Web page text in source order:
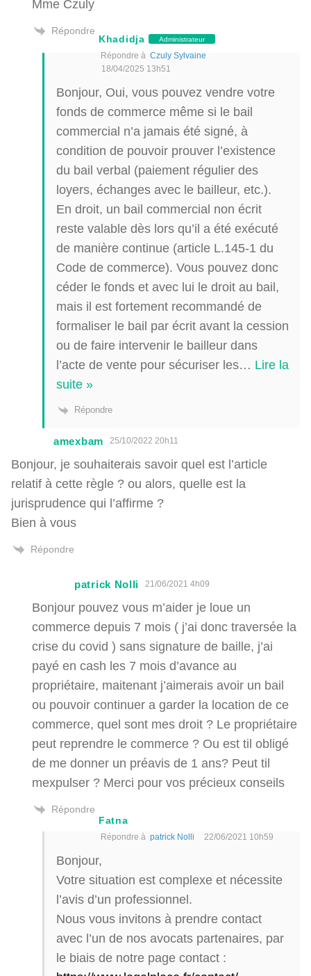
Mme Czuly
Répondre
Khadidja Administrateur
Répondre à Czuly Sylvaine
18/04/2025 13h51
Bonjour, Oui, vous pouvez vendre votre
fonds de commerce même si le bail
commercial n’a jamais été signé, à
condition de pouvoir prouver l’existence
du bail verbal (paiement régulier des
loyers, échanges avec le bailleur, etc.).
En droit, un bail commercial non écrit
reste valable dès lors qu’il a été exécuté
de manière continue (article L.145-1 du
Code de commerce). Vous pouvez donc
céder le fonds et avec lui le droit au bail,
mais il est fortement recommandé de
formaliser le bail par écrit avant la cession
ou de faire intervenir le bailleur dans
l’acte de vente pour sécuriser les… Lire la
suite »
Répondre
amexbam 25/10/2022 20h11
Bonjour, je souhaiterais savoir quel est l’article
relatif à cette règle ? ou alors, quelle est la
jurisprudence qui l’affirme ?
Bien à vous
Répondre
patrick Nolli 21/06/2021 4h09
Bonjour pouvez vous m’aider je loue un
commerce depuis 7 mois ( j’ai donc traversée la
crise du covid ) sans signature de baille, j’ai
payé en cash les 7 mois d’avance au
propriétaire, maitenant j’aimerais avoir un bail
ou pouvoir continuer a garder la location de ce
commerce, quel sont mes droit ? Le propriétaire
peut reprendre le commerce ? Ou est til obligé
de me donner un préavis de 1 ans? Peut til
mexpulser ? Merci pour vos précieux conseils
Répondre
Fatna
Répondre à patrick Nolli 22/06/2021 10h59
Bonjour,
Votre situation est complexe et nécessite
l’avis d’un professionnel.
Nous vous invitons à prendre contact
avec l’un de nos avocats partenaires, par
le biais de notre page contact :